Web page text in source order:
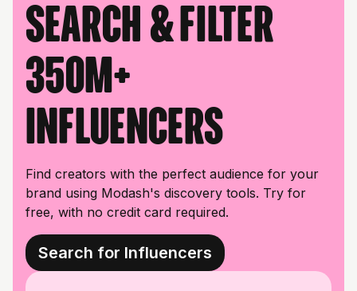
Search & filter
350M+
influencers
Find creators with the perfect audience for your
brand using Modash's discovery tools. Try for
free, with no credit card required.
Search for Influencers